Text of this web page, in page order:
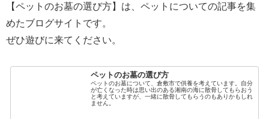
【ペットのお墓の選び方】は、ペットについての記事を集
めたブログサイトです。
ぜひ遊びに来てください。
ペットのお墓の選び方
ペットのお墓について、倉敷市で供養を考えています。自分
が亡くなった時は思い出のある湘南の海に散骨してもらおう
と考えていますが、一緒に散骨してもらうのもありかもしれ
ません。